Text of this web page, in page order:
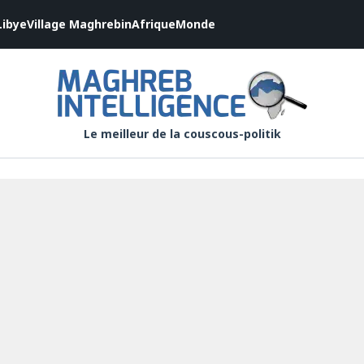
Village MaghrebinAfriqueMonde
Le meilleur de la couscous-politik